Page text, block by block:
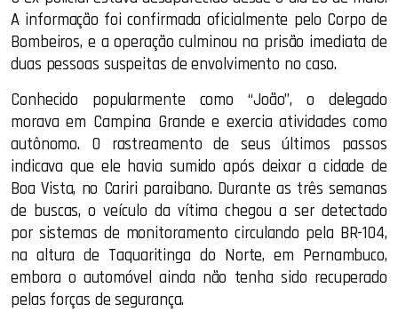
A informação foi confirmada oficialmente pelo Corpo de
Bombeiros, e a operação culminou na prisão imediata de
duas pessoas suspeitas de envolvimento no caso.
Conhecido popularmente como “João”, o delegado
morava em Campina Grande e exercia atividades como
autônomo. O rastreamento de seus últimos passos
indicava que ele havia sumido após deixar a cidade de
Boa Vista, no Cariri paraibano. Durante as três semanas
de buscas, o veículo da vítima chegou a ser detectado
por sistemas de monitoramento circulando pela BR-104,
na altura de Taquaritinga do Norte, em Pernambuco,
embora o automóvel ainda não tenha sido recuperado
pelas forças de segurança.